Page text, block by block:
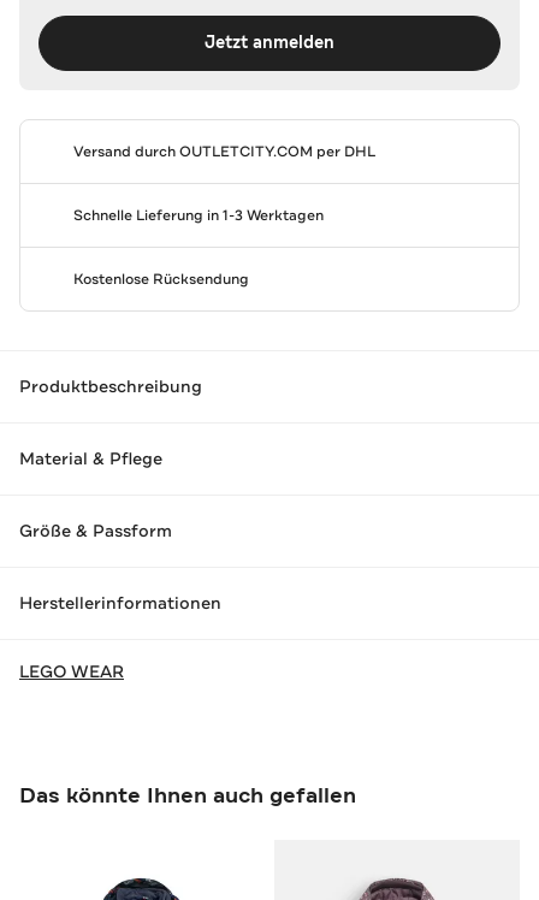
Jetzt anmelden
Versand durchOUTLETCITY.COM per DHL
Schnelle Lieferung in 1-3 Werktagen
Kostenlose Rücksendung
Produktbeschreibung
Material & Pflege
Größe & Passform
Herstellerinformationen
LEGO WEAR
Das könnte Ihnen auch gefallen